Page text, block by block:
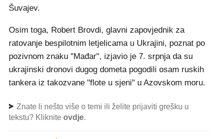
Šuvajev.
Osim toga, Robert Brovdi, glavni zapovjednik za
ratovanje bespilotnim letjelicama u Ukrajini, poznat po
pozivnom znaku "Mađar", izjavio je 7. srpnja da su
ukrajinski dronovi dugog dometa pogodili osam ruskih
tankera iz takozvane "flote u sjeni" u Azovskom moru.
Znate li nešto više o temi ili želite prijaviti grešku u
tekstu? Kliknite ovdje.